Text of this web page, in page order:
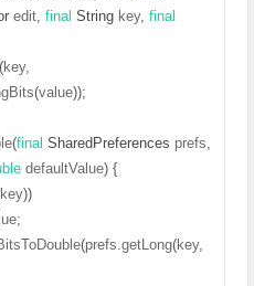
edit, final String key, final
(key,
(value));
(final SharedPreferences prefs,
defaultValue) {
key))
;
(prefs.getLong(key,